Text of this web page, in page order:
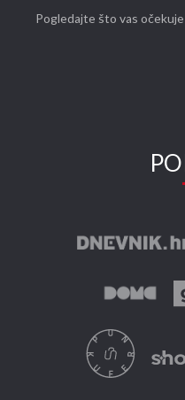
Pogledajte što vas